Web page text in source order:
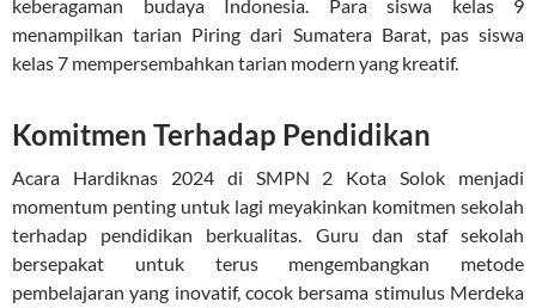
keberagaman budaya Indonesia. Para siswa kelas 9
menampilkan tarian Piring dari Sumatera Barat, pas siswa
kelas 7 mempersembahkan tarian modern yang kreatif.
Komitmen Terhadap Pendidikan
Acara Hardiknas 2024 di SMPN 2 Kota Solok menjadi
momentum penting untuk lagi meyakinkan komitmen sekolah
terhadap pendidikan berkualitas. Guru dan staf sekolah
bersepakat untuk terus mengembangkan metode
pembelajaran yang inovatif, cocok bersama stimulus Merdeka